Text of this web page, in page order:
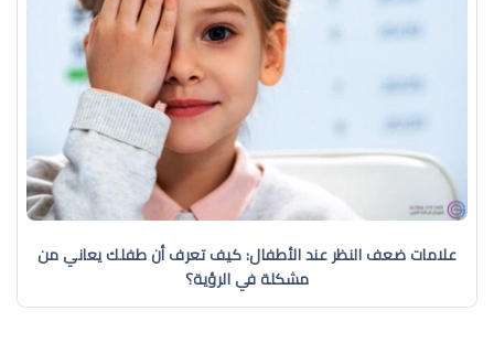
علامات ضعف النظر عند الأطفال: كيف تعرف أن طفلك يعاني من
مشكلة في الرؤية؟